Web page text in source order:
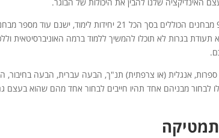
המינימום הנדרש כדי לקבל את התעודה הוא לעבור לפחות 9 מבחנים הכוללים בסך הכל 21
בגרות לא תוכלו להמשיך ללמוד ברמה האוניברסיטאית
אנגלית (או צרפתית) תנ"ך, הבעה עברית, הבעה בחיבור,
לבחור מבניהם אחד תהיו חייבים לבחור אחד מהם שהוא בעצם